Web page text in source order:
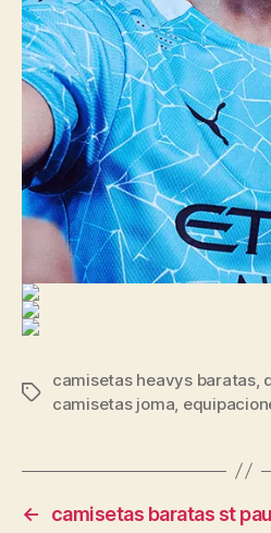
Etiquetas
camisetas heavys baratas,
camisetas joma
←
camisetas baratas st